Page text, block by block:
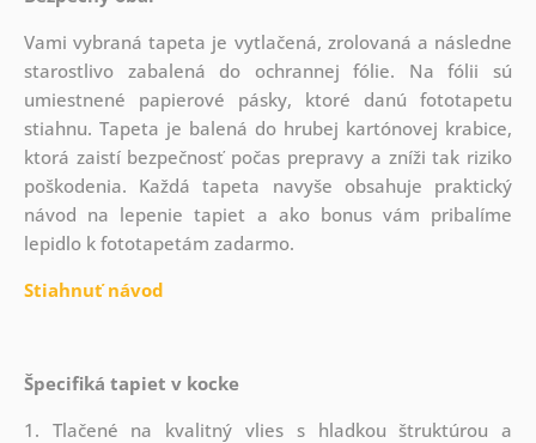
Vami vybraná tapeta je vytlačená, zrolovaná a následne
starostlivo zabalená do ochrannej fólie. Na fólii sú
umiestnené papierové pásky, ktoré danú fototapetu
stiahnu. Tapeta je balená do hrubej kartónovej krabice,
ktorá zaistí bezpečnosť počas prepravy a zníži tak riziko
poškodenia. Každá tapeta navyše obsahuje praktický
návod na lepenie tapiet a ako bonus vám pribalíme
lepidlo k fototapetám zadarmo.
Stiahnuť návod
Špecifiká tapiet v kocke
1. Tlačené na kvalitný vlies s hladkou štruktúrou a